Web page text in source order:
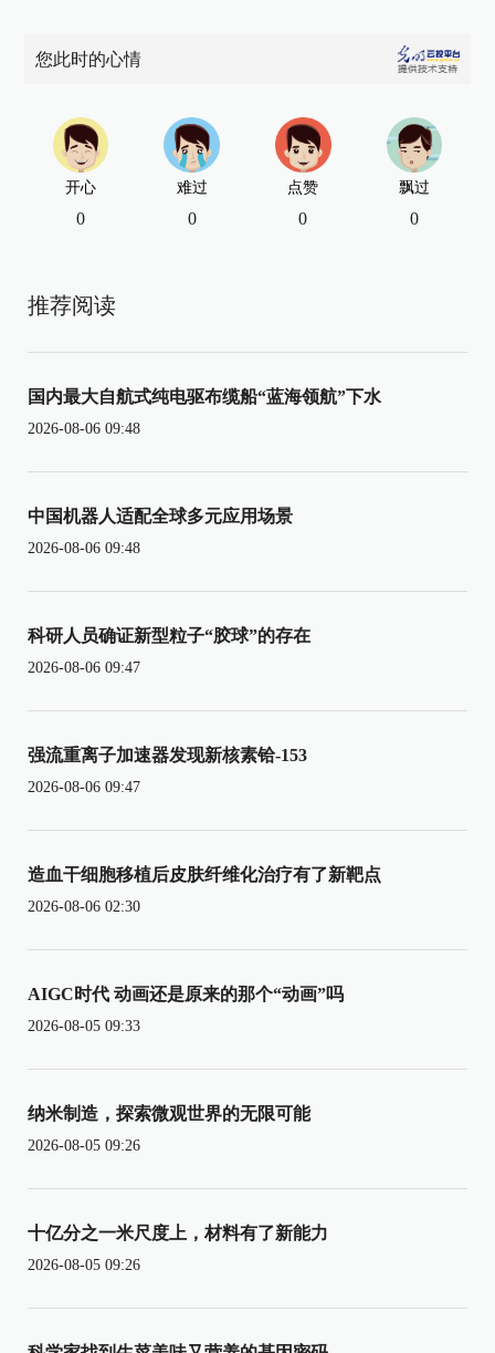
您此时的心情
开心
0
难过
0
点赞
0
飘过
0
推荐阅读
国内最大自航式纯电驱布缆船“蓝海领航”下水
2026-08-06 09:48
中国机器人适配全球多元应用场景
2026-08-06 09:48
科研人员确证新型粒子“胶球”的存在
2026-08-06 09:47
强流重离子加速器发现新核素铪-153
2026-08-06 09:47
造血干细胞移植后皮肤纤维化治疗有了新靶点
2026-08-06 02:30
AIGC时代 动画还是原来的那个“动画”吗
2026-08-05 09:33
纳米制造，探索微观世界的无限可能
2026-08-05 09:26
十亿分之一米尺度上，材料有了新能力
2026-08-05 09:26